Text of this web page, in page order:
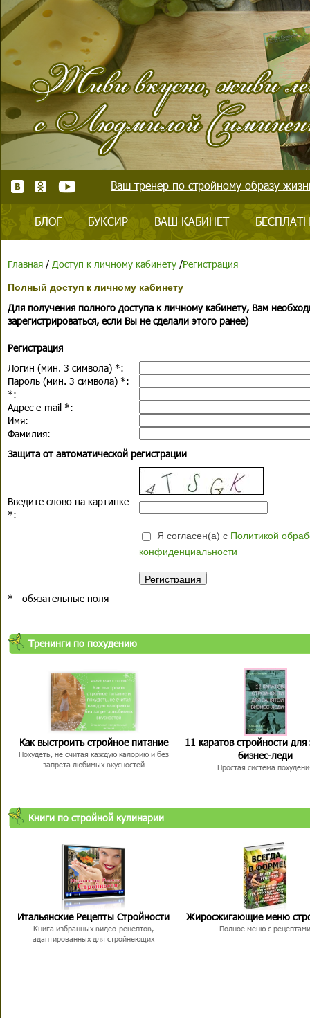
Ваш тренер по стройному образу
БЛОГ БУКСИР ВАШ КАБИНЕТ
Главная / Доступ к личному кабинету /Регистрация
Полный доступ к личному кабинету
Для получения полного доступа к личному кабинету, Вам
зарегистрироваться, если Вы не сделали этого ранее)
Регистрация
Логин (мин. 3 символа) *:
Пароль (мин. 3 символа) *:
*:
Адрес e-mail *:
Имя:
Фамилия:
Защита от автоматической регистрации
Введите слово на картинке
*:
Я согласен(а) с Политикой
конфиденциальности
* - обязательные поля
Тренинги по похудению
Как выстроить стройное питание
Похудеть, не считая каждую калорию и без
запрета любимых вкусностей
11 каратов стройности для
бизнес-леди
Простая система
Книги по стройной кулинарии
Итальянские Рецепты Стройности
Книга избранных видео-рецептов,
адаптированных для стройнеющих
Жиросжигающие меню
Полное меню с рецептами